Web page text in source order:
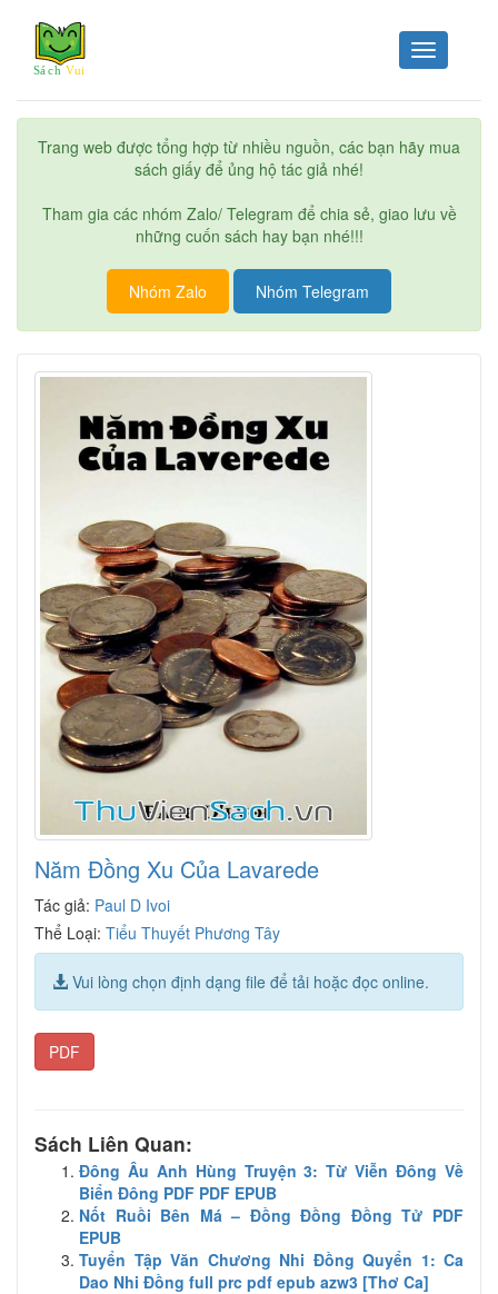
Toggle
navigation
Trang web được tổng hợp từ nhiều nguồn, các bạn hãy mua
sách giấy để ủng hộ tác giả nhé!
Tham gia các nhóm Zalo/ Telegram để chia sẻ, giao lưu về
những cuốn sách hay bạn nhé!!!
Nhóm Zalo Nhóm Telegram
Năm Đồng Xu Của Lavarede
Tác giả: Paul D Ivoi
Thể Loại: Tiểu Thuyết Phương Tây
Vui lòng chọn định dạng file để tải hoặc đọc online.
PDF
Sách Liên Quan:
Đông Âu Anh Hùng Truyện 3: Từ Viễn Đông Về
Biển Đông PDF PDF EPUB
Nốt Ruồi Bên Má – Đồng Đồng Đồng Tử PDF
EPUB
Tuyển Tập Văn Chương Nhi Đồng Quyển 1: Ca
Dao Nhi Đồng full prc pdf epub azw3 [Thơ Ca]